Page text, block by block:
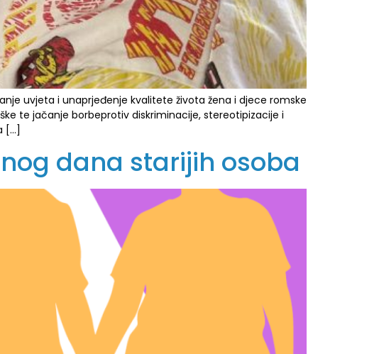
uvjeta i unaprjeđenje kvalitete života žena i djece romske
te jačanje borbeprotiv diskriminacije, stereotipizacije i
[…]
dana starijih osoba